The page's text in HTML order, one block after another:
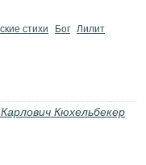
стихи Бог Лилит
Кюхельбекер